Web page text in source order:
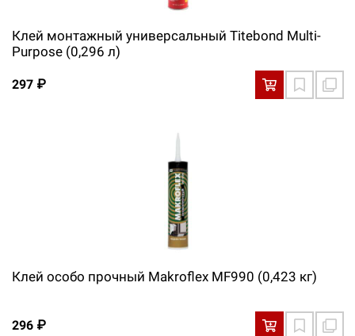
Клей монтажный универсальный Titebond Multi-
Purpose (0,296 л)
297 ₽
Клей особо прочный Makroflex MF990 (0,423 кг)
296 ₽